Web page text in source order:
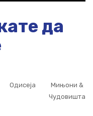
да
Одисеја
Мињони &
Чудовишта